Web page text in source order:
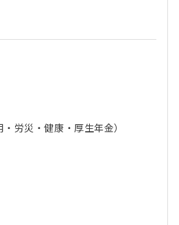
労災・健康・厚生年金）